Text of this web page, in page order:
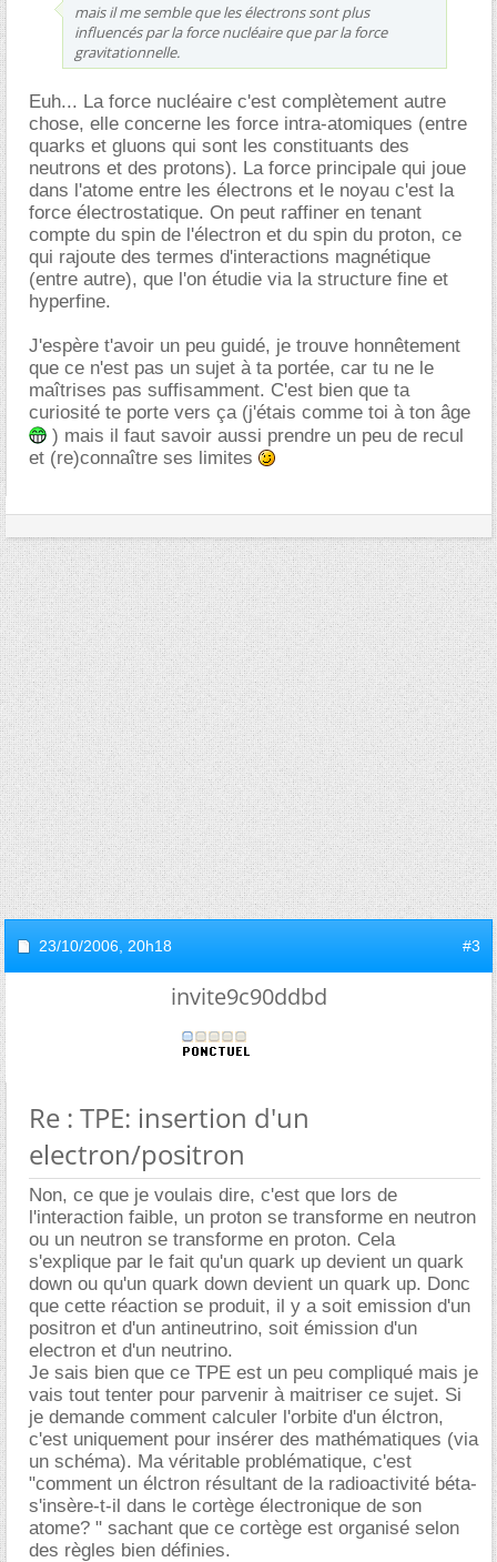
mais il me semble que les électrons sont plus
influencés par la force nucléaire que par la force
gravitationnelle.
Euh... La force nucléaire c'est complètement autre
chose, elle concerne les force intra-atomiques (entre
quarks et gluons qui sont les constituants des
neutrons et des protons). La force principale qui joue
dans l'atome entre les électrons et le noyau c'est la
force électrostatique. On peut raffiner en tenant
compte du spin de l'électron et du spin du proton, ce
qui rajoute des termes d'interactions magnétique
(entre autre), que l'on étudie via la structure fine et
hyperfine.
J'espère t'avoir un peu guidé, je trouve honnêtement
que ce n'est pas un sujet à ta portée, car tu ne le
maîtrises pas suffisamment. C'est bien que ta
curiosité te porte vers ça (j'étais comme toi à ton âge
) mais il faut savoir aussi prendre un peu de recul
et (re)connaître ses limites
23/10/2006, 20h18 #3
invite9c90ddbd
Re : TPE: insertion d'un
electron/positron
Non, ce que je voulais dire, c'est que lors de
l'interaction faible, un proton se transforme en neutron
ou un neutron se transforme en proton. Cela
s'explique par le fait qu'un quark up devient un quark
down ou qu'un quark down devient un quark up. Donc
que cette réaction se produit, il y a soit emission d'un
positron et d'un antineutrino, soit émission d'un
electron et d'un neutrino.
Je sais bien que ce TPE est un peu compliqué mais je
vais tout tenter pour parvenir à maitriser ce sujet. Si
je demande comment calculer l'orbite d'un élctron,
c'est uniquement pour insérer des mathématiques (via
un schéma). Ma véritable problématique, c'est
"comment un élctron résultant de la radioactivité béta-
s'insère-t-il dans le cortège électronique de son
atome? " sachant que ce cortège est organisé selon
des règles bien définies.